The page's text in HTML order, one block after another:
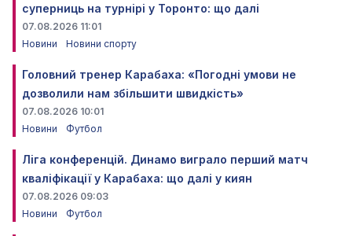
суперниць на турнірі у Торонто: що далі
07.08.2026 11:01
Новини
Новини спорту
Головний тренер Карабаха: «Погодні умови не
дозволили нам збільшити швидкість»
07.08.2026 10:01
Новини
Футбол
Ліга конференцій. Динамо виграло перший матч
кваліфікації у Карабаха: що далі у киян
07.08.2026 09:03
Новини
Футбол